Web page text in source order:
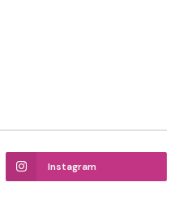
Instagram